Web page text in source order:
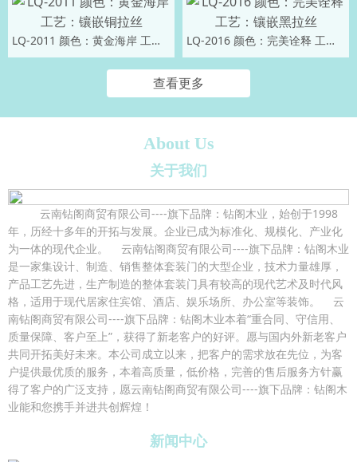
LQ-2011 颜色：黄金海岸 工艺：镶嵌铜拉丝 LQ-2016 颜色：完美诠释 工艺：镶嵌黑拉丝
查看更多
About Us
关于我们
云南钻阁商贸有限公司----旗下品牌：钻阁木业，始创于1998
年，历经十多年的开拓与发展。企业已成为标准化、规模化、产业化
为一体的现代企业。 云南钻阁商贸有限公司----旗下品牌：钻阁木业
是一家集设计、制造、销售整体套装门的大型企业，技术力量雄厚，
产品工艺先进，生产制造的整体套装门具有较高的现代艺术及时代风
格，适用于现代居家住宾馆、酒店、娱乐场所、办公室等装饰。 云
南钻阁商贸有限公司----旗下品牌：钻阁木业本着“重合同、守信用、
质量保障、客户至上”，获得了新老客户的好评。愿与国内外新老客户
共同开拓美好未来。本公司成立以来，把客户的需求放在先位，为客
户提供最优质的服务，本着高质量，低价格，完善的售后服务方针赢
得了客户的广泛支持，愿云南钻阁商贸有限公司----旗下品牌：钻阁木
业能和您携手并进共创辉煌！
新闻中心